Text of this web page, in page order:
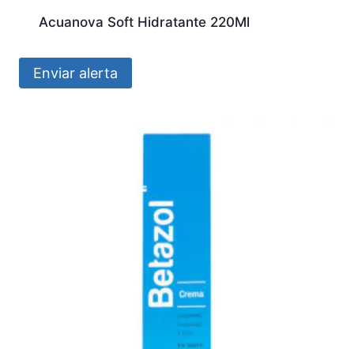
Acuanova Soft Hidratante 220Ml
Enviar alerta